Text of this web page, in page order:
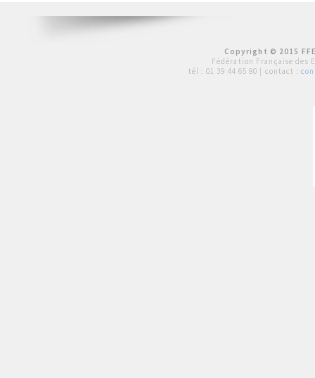
Copyright © 2015
Fédération Française des
tél : 01 39 44 65 80 | contact :